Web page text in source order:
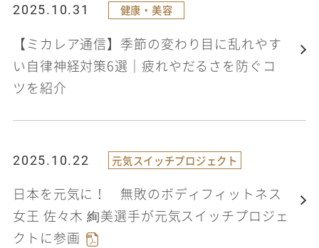
2025.10.31 健康・美容
【ミカレア通信】季節の変わり目に乱れやす
い自律神経対策6選｜疲れやだるさを防ぐコ
ツを紹介
2025.10.22 元気スイッチプロジェクト
日本を元気に！ 無敗のボディフィットネス
女王 佐々木 絢美選手が元気スイッチプロジェ
クトに参画